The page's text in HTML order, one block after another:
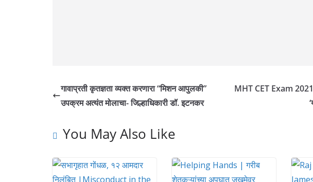
गावाप्रती कृतज्ञता व्यक्त करणारा “मिशन आपुलकी”
उपक्रम अत्यंत मोलाचा- जिल्हाधिकारी डॉ. इटनकर
MHT CET Exam 2021|
You May Also Like